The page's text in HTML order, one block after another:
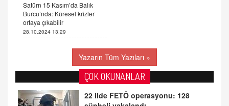
Satürn 15 Kasım’da Balık
Burcu’nda: Küresel krizler
ortaya çıkabilir
28.10.2024 13:29
Yazarın Tüm Yazıları »
ÇOK OKUNANLAR
22 ilde FETÖ operasyonu: 128